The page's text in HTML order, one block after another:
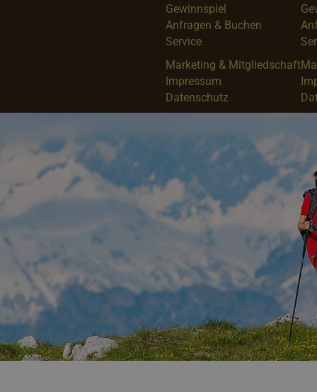
Gewinnspiel
Anfragen & Buchen
Service
Marketing & Mitgliedschaft
Impressum
Datenschutz